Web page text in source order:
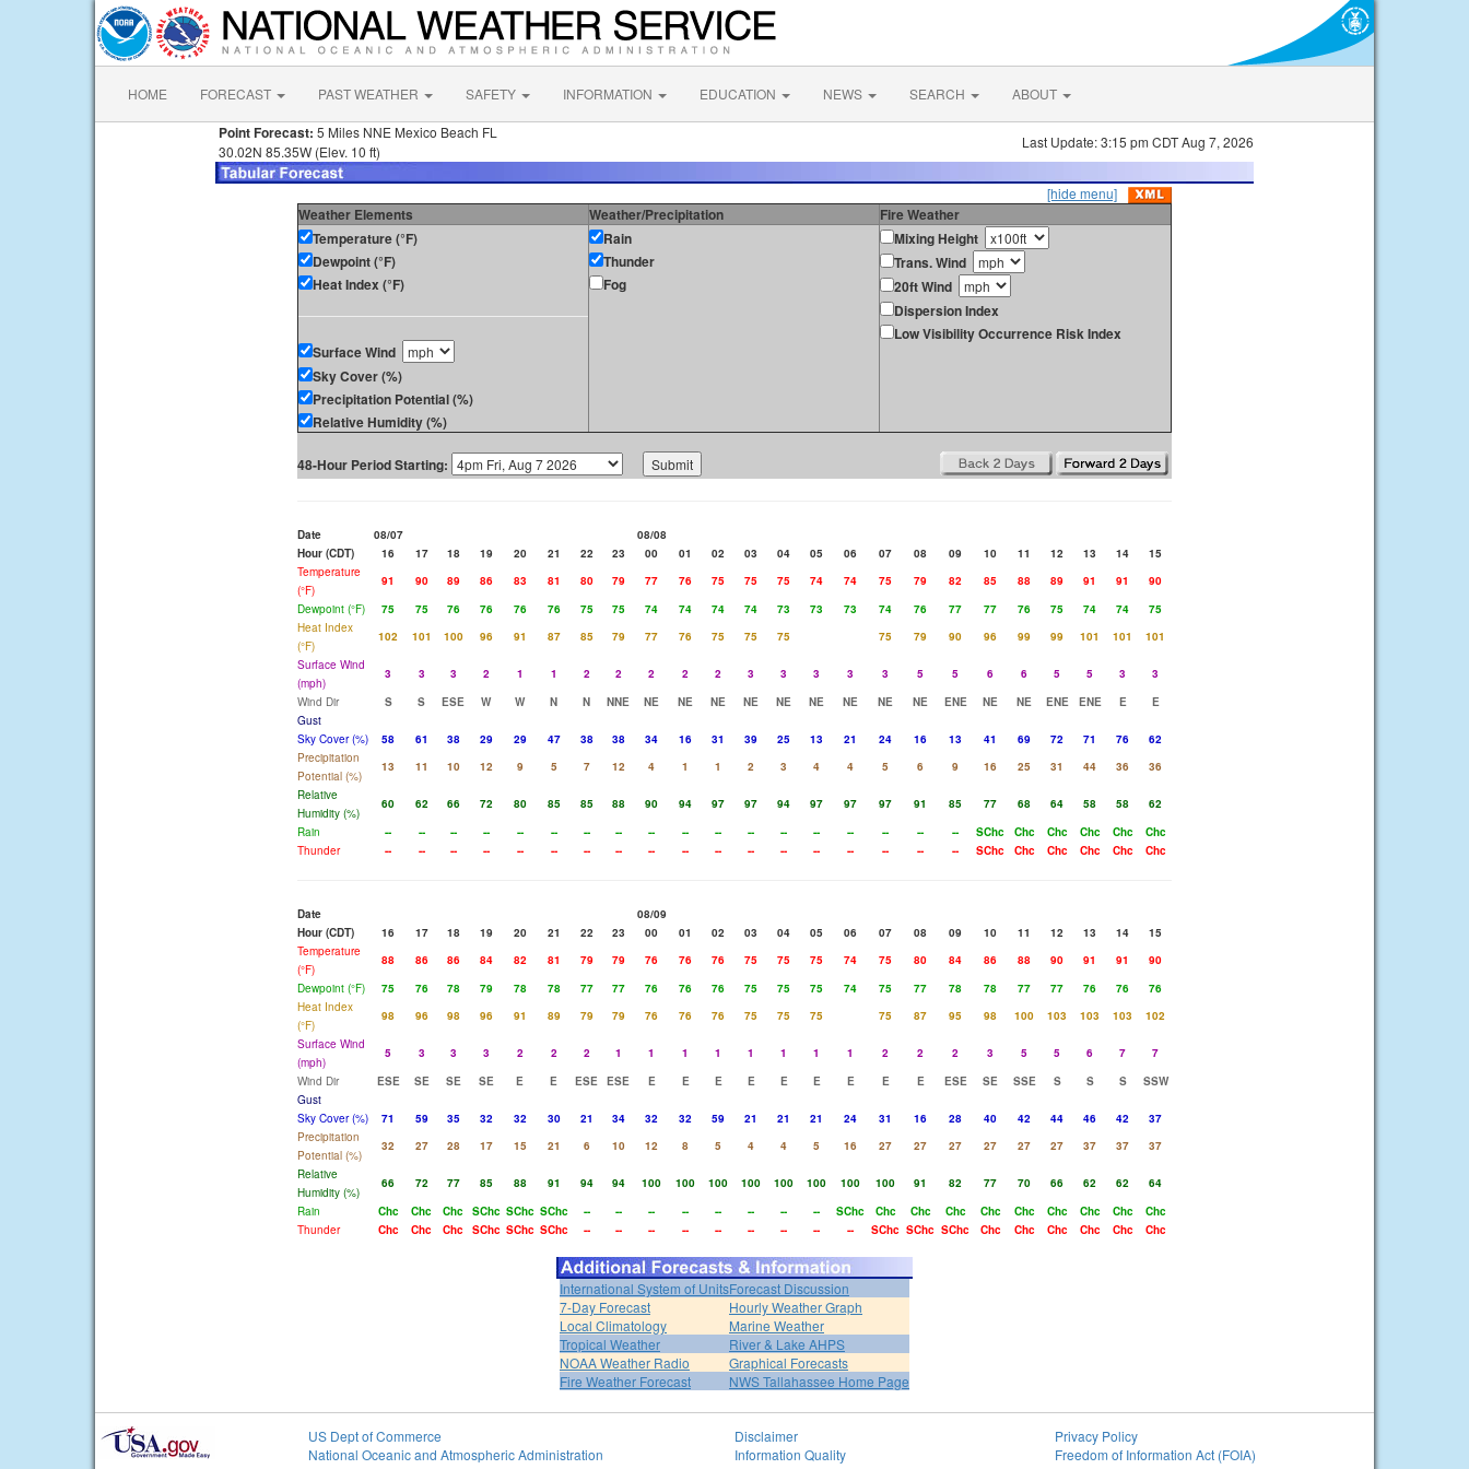
HOME FORECAST PAST WEATHER SAFETY INFORMATION EDUCATION NEWS SEARCH ABOUT
Point Forecast: 5 Miles NNE Mexico Beach FL
30.02N 85.35W (Elev. 10 ft)
Last Update: 3:15 pm CDT Aug 7, 2026
[hide menu]
Weather Elements Weather/Precipitation
Fire Weather
Temperature (°F)
Dewpoint (°F)
Heat Index (°F)
Surface Wind
Sky Cover (%)
Precipitation Potential (%)
Relative Humidity (%)
Rain
Thunder
Fog
Mixing Height
Trans. Wind
20ft Wind
Dispersion Index
Low Visibility Occurrence Risk Index
48-Hour Period Starting:
Date 08/07
08/08
Hour (CDT)
16 17 18 19 20 21 22 23 00 01 02 03 04 05 06 07 08 09 10 11 12 13 14
15
Temperature
(°F)
91 90 89 86 83 81 80 79 77 76 75 75 75 74 74 75 79 82 85 88 89 91 91
90
Dewpoint (°F)
75 75 76 76 76 76 75 75 74 74 74 74 73 73 73 74 76 77 77 76 75 74 74
75
Heat Index
(°F)
102 101 100 96 91 87 85 79 77 76 75 75 75 75 79 90 96 99 99 101 101
101
Surface Wind
(mph)
3 3 3 2 1 1 2 2 2 2 2 3 3 3 3 3 5 5 6 6 5 5 3
3
Wind Dir
S S ESE W W N N NNE NE NE NE NE NE NE NE NE NE ENE NE NE ENE ENE E
E
Gust
Sky Cover (%)
58 61 38 29 29 47 38 38 34 16 31 39 25 13 21 24 16 13 41 69 72 71 76
62
Precipitation
Potential (%)
13 11 10 12 9 5 7 12 4 1 1 2 3 4 4 5 6 9 16 25 31 44 36
36
Relative
Humidity (%)
60 62 66 72 80 85 85 88 90 94 97 97 94 97 97 97 91 85 77 68 64 58 58
62
Rain
-- -- -- -- -- -- -- -- -- -- -- -- -- -- -- -- -- -- SChc Chc Chc Chc Chc
Chc
Thunder
-- -- -- -- -- -- -- -- -- -- -- -- -- -- -- -- -- -- SChc Chc Chc Chc Chc Chc
Date
08/09
Hour (CDT)
16 17 18 19 20 21 22 23 00 01 02 03 04 05 06 07 08 09 10 11 12 13 14
15
Temperature
(°F)
88 86 86 84 82 81 79 79 76 76 76 75 75 75 74 75 80 84 86 88 90 91 91
90
Dewpoint (°F)
75 76 78 79 78 78 77 77 76 76 76 75 75 75 74 75 77 78 78 77 77 76 76
76
Heat Index
(°F)
98 96 98 96 91 89 79 79 76 76 76 75 75 75 75 87 95 98 100 103 103 103
102
Surface Wind
(mph)
5 3 3 3 2 2 2 1 1 1 1 1 1 1 1 2 2 2 3 5 5 6 7
7
Wind Dir
ESE SE SE SE E E ESE ESE E E E E E E E E E ESE SE SSE S S S
SSW
Gust
Sky Cover (%)
71 59 35 32 32 30 21 34 32 32 59 21 21 21 24 31 16 28 40 42 44 46 42
37
Precipitation
Potential (%)
32 27 28 17 15 21 6 10 12 8 5 4 4 5 16 27 27 27 27 27 27 37 37
37
Relative
Humidity (%)
66 72 77 85 88 91 94 94 100 100 100 100 100 100 100 100 91 82 77 70 66 62 62
64
Rain
Chc Chc Chc SChc SChc SChc -- -- -- -- -- -- -- -- SChc Chc Chc Chc Chc Chc Chc Chc Chc
Chc
Thunder
Chc Chc Chc SChc SChc SChc -- -- -- -- -- -- -- -- -- SChc SChc SChc Chc Chc Chc Chc Chc Chc
International System of UnitsForecast Discussion
7-Day Forecast
Hourly Weather Graph
Local Climatology
Marine Weather
Tropical Weather
River & Lake AHPS
NOAA Weather Radio
Graphical Forecasts
Fire Weather Forecast
NWS Tallahassee Home Page
US Dept of Commerce
National Oceanic and Atmospheric Administration
Disclaimer
Information Quality
Privacy Policy
Freedom of Information Act (FOIA)